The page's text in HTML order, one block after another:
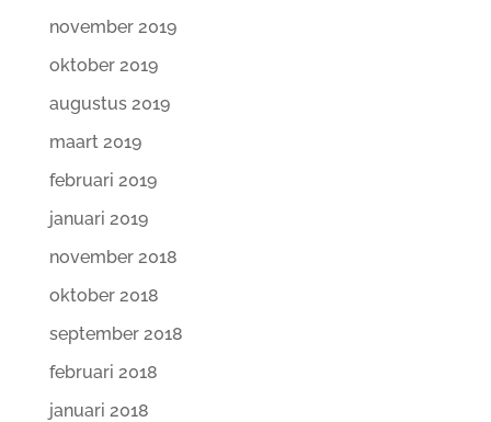
november 2019
oktober 2019
augustus 2019
maart 2019
februari 2019
januari 2019
november 2018
oktober 2018
september 2018
februari 2018
januari 2018